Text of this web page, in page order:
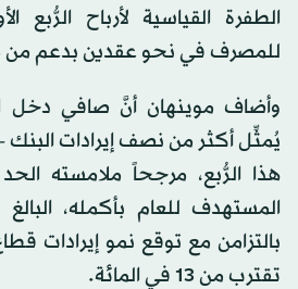
الطفرة القياسية لأرباح الرُّبع
للمصرف في نحو عقدين بدعم من
يُمثِّل أكثر من نصف إيرادات
هذا الرُّبع، مرجحاً ملامسته
بالتزامن مع توقع نمو إيرادات
تقترب من 13 في المائة.